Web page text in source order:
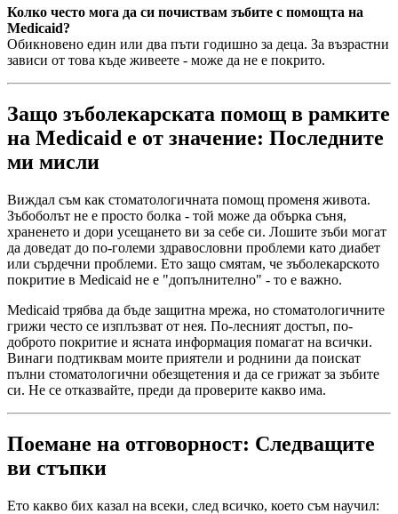
Колко често мога да си почиствам зъбите с помощта на
Medicaid?
Обикновено един или два пъти годишно за деца. За възрастни
зависи от това къде живеете - може да не е покрито.
Защо зъболекарската помощ в рамките
на Medicaid е от значение: Последните
ми мисли
Виждал съм как стоматологичната помощ променя живота.
Зъбоболът не е просто болка - той може да обърка съня,
храненето и дори усещането ви за себе си. Лошите зъби могат
да доведат до по-големи здравословни проблеми като диабет
или сърдечни проблеми. Ето защо смятам, че зъболекарското
покритие в Medicaid не е "допълнително" - то е важно.
Medicaid трябва да бъде защитна мрежа, но стоматологичните
грижи често се изплъзват от нея. По-лесният достъп, по-
доброто покритие и ясната информация помагат на всички.
Винаги подтиквам моите приятели и роднини да поискат
пълни стоматологични обезщетения и да се грижат за зъбите
си. Не се отказвайте, преди да проверите какво има.
Поемане на отговорност: Следващите
ви стъпки
Ето какво бих казал на всеки, след всичко, което съм научил: